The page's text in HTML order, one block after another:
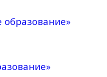
образование»